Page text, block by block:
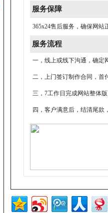
服务保障
365x24售后服务，确保网
服务流程
一，线上或线下沟通，确定
二，上门签订制作合同，首
三，7工作日完成网站整体
四，客户满意后，结清尾款